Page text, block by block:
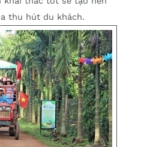
thu hút du khách.